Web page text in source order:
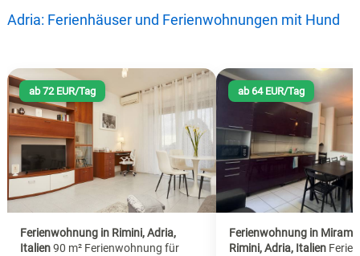
Adria: Ferienhäuser und Ferienwohnungen mit Hund
ab 72 EUR/Tag
Ferienwohnung in Rimini, Adria,
Italien90 m² Ferienwohnung für
ab 64 EUR/Tag
Ferienwohnung in
Rimini, Adria, Italien